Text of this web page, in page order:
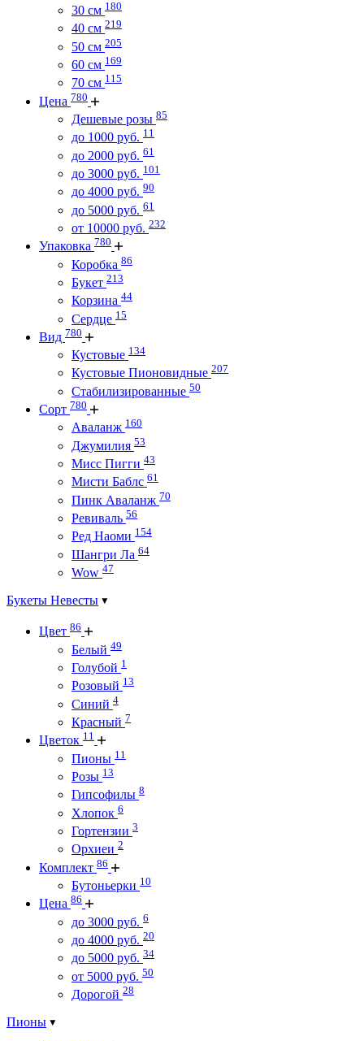
30 см 180
40 см 219
50 см 205
60 см 169
70 см 115
Цена 780
Дешевые розы 85
до 1000 руб. 11
до 2000 руб. 61
до 3000 руб. 101
до 4000 руб. 90
до 5000 руб. 61
от 10000 руб. 232
Упаковка 780
Коробка 86
Букет 213
Корзина 44
Сердце 15
Вид 780
Кустовые 134
Кустовые Пионовидные 207
Стабилизированные 50
Сорт 780
Аваланж 160
Джумилия 53
Мисс Пигги 43
Мисти Баблс 61
Пинк Аваланж 70
Ревиваль 56
Ред Наоми 154
Шангри Ла 64
Wow 47
Букеты Невесты
Цвет 86
Белый 49
Голубой 1
Розовый 13
Синий 4
Красный 7
Цветок 11
Пионы 11
Розы 13
Гипсофилы 8
Хлопок 6
Гортензии 3
Орхиеи 2
Комплект 86
Бутоньерки 10
Цена 86
до 3000 руб. 6
до 4000 руб. 20
до 5000 руб. 34
от 5000 руб. 50
Дорогой 28
Пионы